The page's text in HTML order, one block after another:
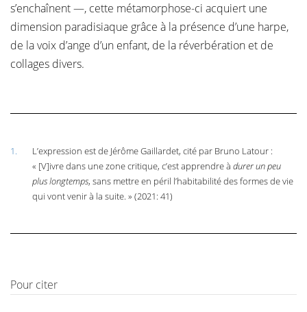
s’enchaînent —, cette métamorphose-ci acquiert une
dimension paradisiaque grâce à la présence d’une harpe,
de la voix d’ange d’un enfant, de la réverbération et de
collages divers.
1.
L’expression est de Jérôme Gaillardet, cité par Bruno Latour :
« [V]ivre dans une zone critique, c’est apprendre àdurer un peu
plus longtemps, sans mettre en péril l’habitabilité des formes de vie
qui vont venir à la suite. » (2021: 41)
Pour citer